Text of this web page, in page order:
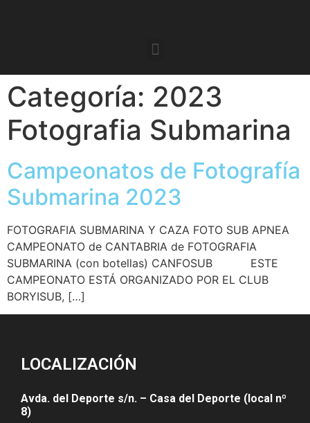
Categoría: 2023
Fotografia Submarina
Campeonatos de Fotografía
Submarina 2023
FOTOGRAFIA SUBMARINA Y CAZA FOTO SUB APNEA
CAMPEONATO de CANTABRIA de FOTOGRAFIA
SUBMARINA (con botellas) CANFOSUB ESTE
CAMPEONATO ESTÁ ORGANIZADO POR EL CLUB
BORYISUB, […]
LOCALIZACIÓN
Avda. del Deporte s/n. – Casa del Deporte (local nº
8)